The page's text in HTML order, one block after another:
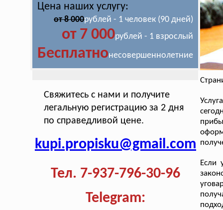
Цена наших услугу:
от 8 000рублей - 1 человек (90 дней)
от 7 000рублей - 1 взрослый
Бесплатнонесовершеннолетние
Свяжитесь с нами и получите
легальную регистрацию за 2 дня
по справедливой цене.
kupi.propisku@gmail.com
Тел. 7-937-796-30-96
Telegram:
Если